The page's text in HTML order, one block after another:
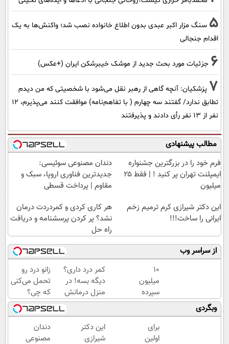
5 سنگ مزار اکبر عبدی بدون اطلاع خانواده نصب شد؛ واکنش‌ها به یک
اقدام جنجالی
6 جزئیات مورد بحث جدید از موشک خیبرشکن ایران (+عکس)
7 پزشکیان‌: آنچه گاهی از رهبر نقل می‌شود با شخصیتی که من دیدم
تطابق ندارد/ گفتند سه چهارم ( با تفاهم‌نامه) موافقت کنند می‌پذیرم، 12
نفر از 13 نفر رأی دادند و پذیرفتند
مطالب پیشنهادی
Image failed to load
فرم خود را در بزرگترین جشنواره
ایمپلنت تهران پر کنید ! | فقط ۲۵
میلیون
Image failed to load
دندان مصنوعی سوئیسی:
جدیدترین فناوری اروپا، سبک و
مقاوم | پرداخت قسطی
این دکتر شیرازی کرم ترمیم زخم
ایرانی را ساخت!!!
هر کاری کردی و کمردردت درمان
نشد؟ پر کردن پرسشنامه و دریافت
راه حل
از سراسر وب
10
میلیون
سپرده
کن،
20
میلیون
بردار🔥
Image failed to load
کمر درد داری؟
دیگه بسه! در
منزل درمانش
کن
(◀پرسش‌نامه)
Image failed to load
زانو درد رو
تحمل می‌کنی
که چی؟
راه‌حلش
همین‌جاست!
failed to load
وبگردی
برای
اولین
Image failed to load
این دکتر
شیرازی
Image failed to load
دندان
مصنوعی
failed to load